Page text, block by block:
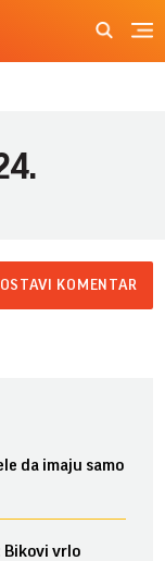
OSTAVI KOMENTAR
da imaju samo
Bikovi vrlo